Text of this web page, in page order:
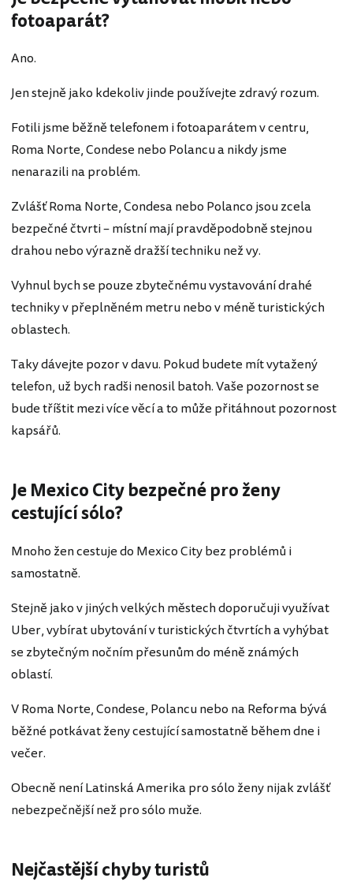
fotoaparát?
Ano.
Jen stejně jako kdekoliv jinde používejte zdravý rozum.
Fotili jsme běžně telefonem i fotoaparátem v centru,
Roma Norte, Condese nebo Polancu a nikdy jsme
nenarazili na problém.
Zvlášť Roma Norte, Condesa nebo Polanco jsou zcela
bezpečné čtvrti – místní mají pravděpodobně stejnou
drahou nebo výrazně dražší techniku než vy.
Vyhnul bych se pouze zbytečnému vystavování drahé
techniky v přeplněném metru nebo v méně turistických
oblastech.
Taky dávejte pozor v davu. Pokud budete mít vytažený
telefon, už bych radši nenosil batoh. Vaše pozornost se
bude tříštit mezi více věcí a to může přitáhnout pozornost
kapsářů.
Je Mexico City bezpečné pro ženy
cestující sólo?
Mnoho žen cestuje do Mexico City bez problémů i
samostatně.
Stejně jako v jiných velkých městech doporučuji využívat
Uber, vybírat ubytování v turistických čtvrtích a vyhýbat
se zbytečným nočním přesunům do méně známých
oblastí.
V Roma Norte, Condese, Polancu nebo na Reforma bývá
běžné potkávat ženy cestující samostatně během dne i
večer.
Obecně není Latinská Amerika pro sólo ženy nijak zvlášť
nebezpečnější než pro sólo muže.
Nejčastější chyby turistů